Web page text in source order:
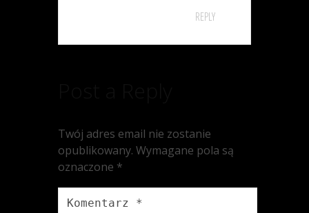
REPLY
Twój adres email nie zostanie
opublikowany. Wymagane pola są
oznaczone *